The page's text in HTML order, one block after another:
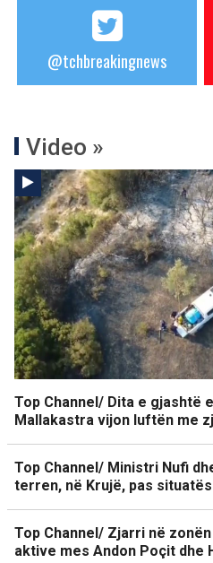
@tchbreakingnews
Video »
Top Channel/ Dita e gjashtë
Mallakastra vijon luftën me
Top Channel/ Ministri Nufi
terren, në Krujë, pas
Top Channel/ Zjarri në
aktive mes Andon Poçit dhe